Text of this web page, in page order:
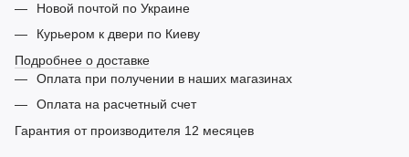
Новой почтой по Украине
Курьером к двери по Киеву
Подробнее о доставке
Оплата при получении в наших магазинах
Оплата на расчетный счет
Гарантия от производителя 12 месяцев